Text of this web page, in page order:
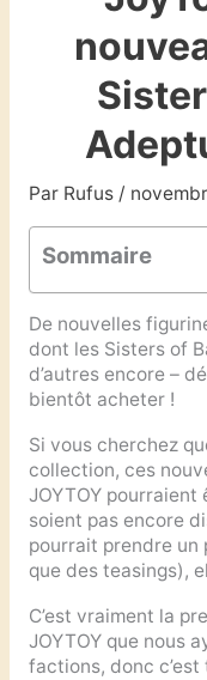
Par Rufus /
Sommaire
De nouvelles
dont les Sisters of
d’autres encore –
bientôt acheter !
Si vous cherchez
collection, ces
JOYTOY pourraient
soient pas encore
pourrait prendre un
que des teasings),
C’est vraiment la
JOYTOY que nous
factions, donc